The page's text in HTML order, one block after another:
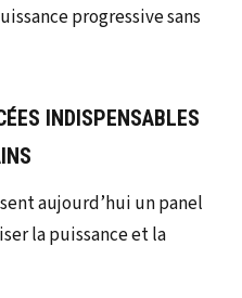
progressive sans
INDISPENSABLES
aujourd’hui un panel
la puissance et la